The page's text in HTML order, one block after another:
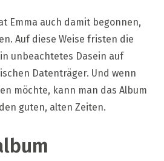
Emma auch damit begonnen,
Auf diese Weise fristen die
unbeachtetes Dasein auf
Datenträger. Und wenn
möchte, kann man das Album
guten, alten Zeiten.